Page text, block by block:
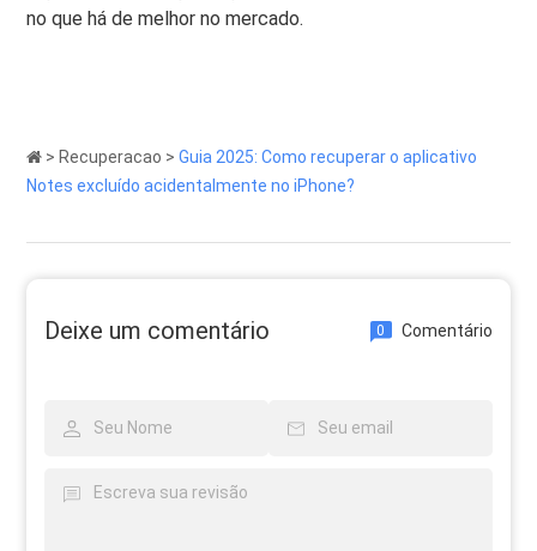
no que há de melhor no mercado.
> Recuperacao >Guia 2025: Como recuperar o aplicativo
Notes excluído acidentalmente no iPhone?
Deixe um comentário 0 Comentário